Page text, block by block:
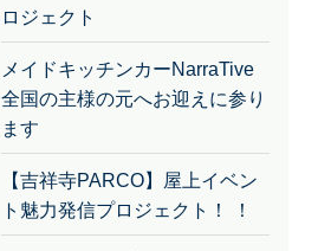
ロジェクト
メイドキッチンカーNarraTive
全国の主様の元へお迎えに参り
ます
【吉祥寺PARCO】屋上イベン
ト魅力発信プロジェクト！ ！